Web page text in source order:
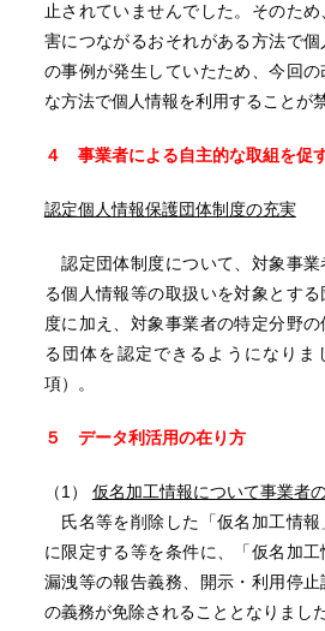
止されていませんでした。そのた
害につながるおそれがある方法で
の事例が発生していたため、今回
な方法で個人情報を利用することが
４ 事業者による自主的な取組を促
認定個人情報保護団体制度の充実
認定団体制度について、対象事業
る個人情報等の取扱いを対象とす
度に加え、対象事業者の特定分野
る団体を認定できるようになりま
項）。
５ データ利活用の在り方
（1） 仮名加工情報について事業者
氏名等を削除した「仮名加工情報
に限定する等を条件に、「仮名加工
漏洩等の報告義務、開示・利用停
の義務が免除されることとなりまし